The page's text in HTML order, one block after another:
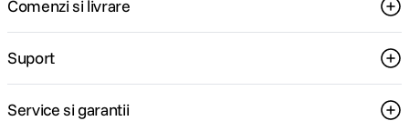
Comenzi si livrare
Suport
Service si garantii